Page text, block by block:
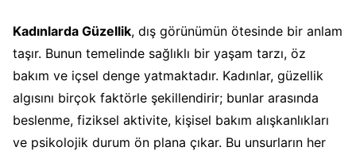
Kadınlarda Güzellik, dış görünümün ötesinde bir anlam
taşır. Bunun temelinde sağlıklı bir yaşam tarzı, öz
bakım ve içsel denge yatmaktadır. Kadınlar, güzellik
algısını birçok faktörle şekillendirir; bunlar arasında
beslenme, fiziksel aktivite, kişisel bakım alışkanlıkları
ve psikolojik durum ön plana çıkar. Bu unsurların her